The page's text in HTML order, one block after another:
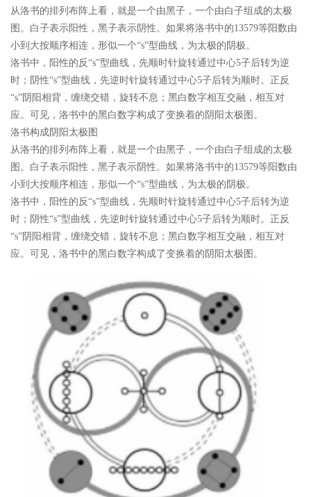
从洛书的排列布阵上看，就是一个由黑子，一个由白子组成的太极
图。白子表示阳性，黑子表示阴性。如果将洛书中的13579等阳数由
小到大按顺序相连，形似一个“s”型曲线，为太极的阴极。
洛书中，阳性的反“s”型曲线，先顺时针旋转通过中心5子后转为逆
时；阴性“s”型曲线，先逆时针旋转通过中心5子后转为顺时。正反
“s”阴阳相背，缠绕交错，旋转不息；黑白数字相互交融，相互对
应。可见，洛书中的黑白数字构成了变换着的阴阳太极图。
洛书构成阴阳太极图
从洛书的排列布阵上看，就是一个由黑子，一个由白子组成的太极
图。白子表示阳性，黑子表示阴性。如果将洛书中的13579等阳数由
小到大按顺序相连，形似一个“s”型曲线，为太极的阴极。
洛书中，阳性的反“s”型曲线，先顺时针旋转通过中心5子后转为逆
时；阴性“s”型曲线，先逆时针旋转通过中心5子后转为顺时。正反
“s”阴阳相背，缠绕交错，旋转不息；黑白数字相互交融，相互对
应。可见，洛书中的黑白数字构成了变换着的阴阳太极图。